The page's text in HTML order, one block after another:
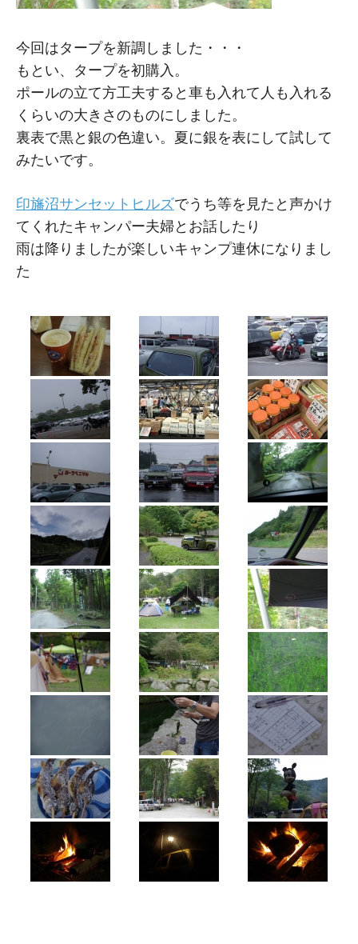
今回はタープを新調しました・・・
もとい、タープを初購入。
ポールの立て方工夫すると車も入れて人も入れる
くらいの大きさのものにしました。
裏表で黒と銀の色違い。夏に銀を表にして試して
みたいです。
印旛沼サンセットヒルズでうち等を見たと声かけ
てくれたキャンパー夫婦とお話したり
雨は降りましたが楽しいキャンプ連休になりまし
た